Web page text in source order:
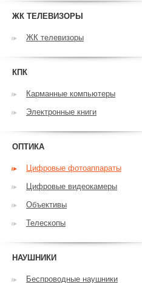
ЖК ТЕЛЕВИЗОРЫ
ЖК телевизоры
КПК
Карманные компьютеры
Электронные книги
ОПТИКА
Цифровые фотоаппараты
Цифровые видеокамеры
Объективы
Телескопы
НАУШНИКИ
Беспроводные наушники